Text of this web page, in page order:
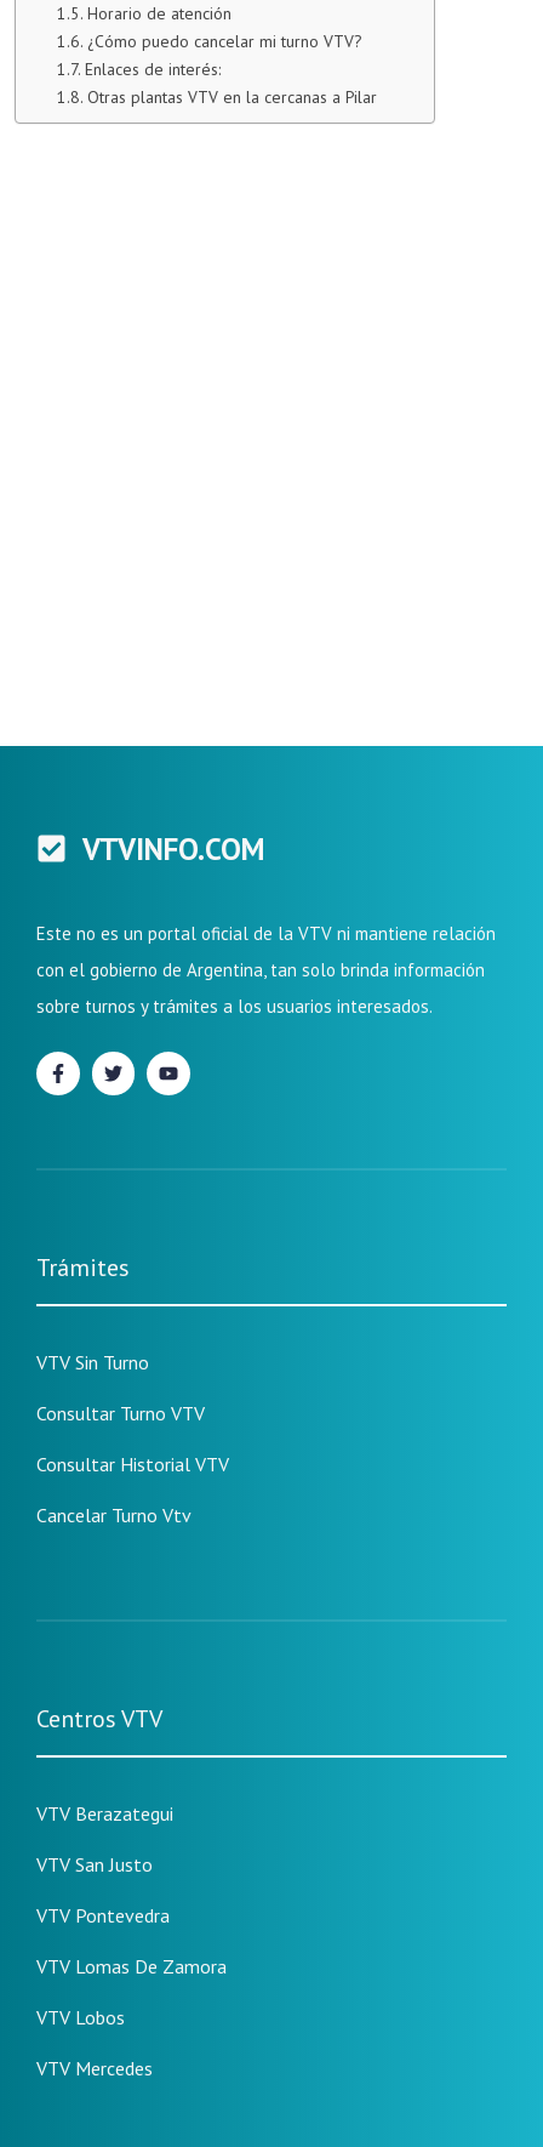
Horario de atención
¿Cómo puedo cancelar mi turno VTV?
Enlaces de interés:
Otras plantas VTV en la cercanas a Pilar
VTVINFO.COM
Este no es un portal oficial de la VTV ni mantiene relación
con el gobierno de Argentina, tan solo brinda información
sobre turnos y trámites a los usuarios interesados.
Trámites
VTV Sin Turno
Consultar Turno VTV
Consultar Historial VTV
Cancelar Turno Vtv
Centros VTV
VTV Berazategui
VTV San Justo
VTV Pontevedra
VTV Lomas De Zamora
VTV Lobos
VTV Mercedes